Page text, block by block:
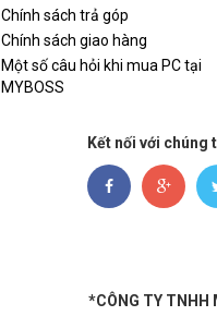
Chính sách trả góp
Chính sách giao hàng
Một số câu hỏi khi mua PC tại
MYBOSS
Kết nối với chúng
*CÔNG TY TNHH